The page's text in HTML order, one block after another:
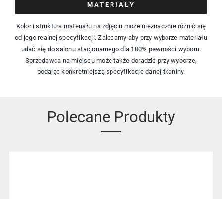
MATERIAŁY
Kolor i struktura materiału na zdjęciu może nieznacznie różnić się
od jego realnej specyfikacji. Zalecamy aby przy wyborze materiału
udać się do salonu stacjonarnego dla 100% pewności wyboru.
Sprzedawca na miejscu może także doradzić przy wyborze,
podając konkretniejszą specyfikacje danej tkaniny.
Polecane Produkty